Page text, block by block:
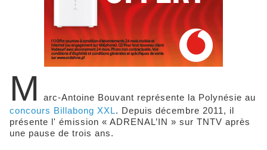
M
arc-Antoine Bouvant représente la Polynésie au
concours Billabong XXL. Depuis décembre 2011, il
présente l' émission « ADRENAL’IN » sur TNTV après
une pause de trois ans.